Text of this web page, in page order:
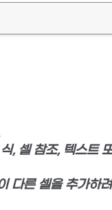
셀 참조, 텍스트
른 셀을 추가하